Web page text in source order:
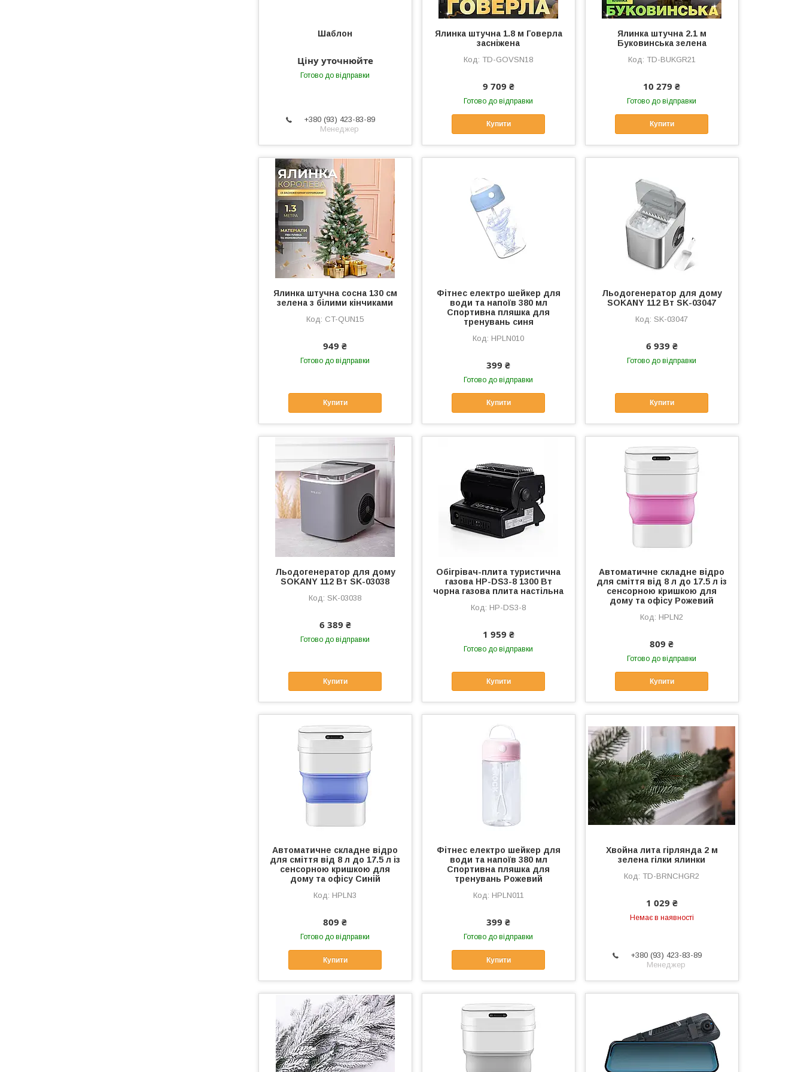
Шаблон
Ціну уточнюйте
Готово до відправки
+380 (93) 423-83-89
Менеджер
Ялинка штучна 1.8 м Говерла
засніжена
TD-GOVSN18
9 709 ₴
Готово до відправки
Купити
Ялинка штучна 2.1 м
Буковинська зелена
TD-BUKGR21
10 279 ₴
Готово до відправки
Купити
Ялинка штучна сосна 130 см
зелена з білими кінчиками
CT-QUN15
949 ₴
Готово до відправки
Купити
Фітнес електро шейкер для
води та напоїв 380 мл
Спортивна пляшка для
тренувань синя
HPLN010
399 ₴
Готово до відправки
Купити
Льодогенератор для дому
SOKANY 112 Вт SK-03047
SK-03047
6 939 ₴
Готово до відправки
Купити
Льодогенератор для дому
SOKANY 112 Вт SK-03038
SK-03038
6 389 ₴
Готово до відправки
Купити
Обігрівач-плита туристична
газова HP-DS3-8 1300 Вт
чорна газова плита настільна
HP-DS3-8
1 959 ₴
Готово до відправки
Купити
Автоматичне складне відро
для сміття від 8 л до 17.5 л із
сенсорною кришкою для
дому та офісу Рожевий
HPLN2
809 ₴
Готово до відправки
Купити
Автоматичне складне відро
для сміття від 8 л до 17.5 л із
сенсорною кришкою для
дому та офісу Синій
HPLN3
809 ₴
Готово до відправки
Купити
Фітнес електро шейкер для
води та напоїв 380 мл
Спортивна пляшка для
тренувань Рожевий
HPLN011
399 ₴
Готово до відправки
Купити
Хвойна лита гірлянда 2 м
зелена гілки ялинки
TD-BRNCHGR2
1 029 ₴
Немає в наявності
+380 (93) 423-83-89
Менеджер